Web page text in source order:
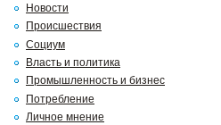
Новости
Происшествия
Социум
Власть и политика
Промышленность и бизнес
Потребление
Личное мнение